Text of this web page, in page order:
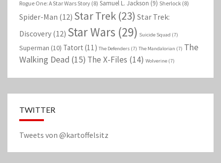
Rogue One: A Star Wars Story (8) Samuel L. Jackson (9) Sherlock (8)
Spider-Man (12) Star Trek (23) Star Trek:
Discovery (12) Star Wars (29) Suicide Squad (7)
Superman (10) Tatort (11) The Defenders (7) The Mandalorian (7) The
Walking Dead (15) The X-Files (14) Wolverine (7)
TWITTER
Tweets von @kartoffelsitz